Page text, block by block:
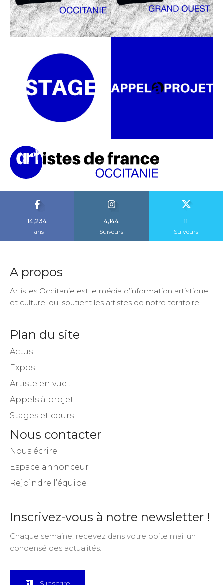
14,234
Fans
4,144
Suiveurs
11
Suiveurs
A propos
Artistes Occitanie est le média d’information artistique
et culturel qui soutient les artistes de notre territoire.
Plan du site
Actus
Expos
Artiste en vue !
Appels à projet
Stages et cours
Nous contacter
Nous écrire
Espace annonceur
Rejoindre l’équipe
Inscrivez-vous à notre newsletter !
Chaque semaine, recevez dans votre boite mail un
condensé des actualités.
S'inscrire